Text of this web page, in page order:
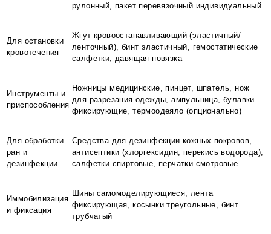
рулонный, пакет перевязочный индивидуальный
Для остановки
кровотечения
Жгут кровоостанавливающий (эластичный/
ленточный), бинт эластичный, гемостатические
салфетки, давящая повязка
Инструменты и
приспособления
Ножницы медицинские, пинцет, шпатель, нож
для разрезания одежды, ампульница, булавки
фиксирующие, термоодеяло (опционально)
Для обработки
ран и
дезинфекции
Средства для дезинфекции кожных покровов,
антисептики (хлоргексидин, перекись водорода),
салфетки спиртовые, перчатки смотровые
Иммобилизация
и фиксация
Шины самомоделирующиеся, лента
фиксирующая, косынки треугольные, бинт
трубчатый